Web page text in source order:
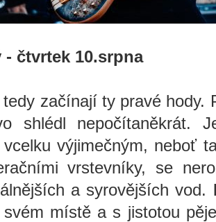
- čtvrtek 10.srpna
tedy začínají ty pravé hody.
shlédl nepočítaněkrát.
vcelku výjimečným, neboť
vrstevníky, se
a syrovějších vod.
místě a s jistotou